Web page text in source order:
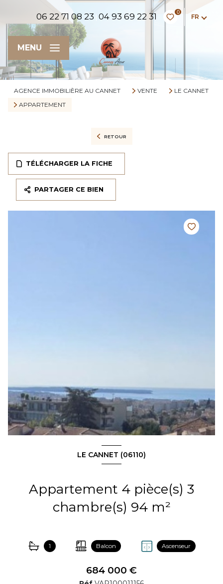
06 22 71 08 23 |04 93 69 22 31 0
FR
MENU
AGENCE IMMOBILIÈRE AU CANNET VENTE
LE CANNET
APPARTEMENT
RETOUR
TÉLÉCHARGER LA FICHE
PARTAGER CE BIEN
LE CANNET (06110)
Appartement 4 pièce(s) 3
chambre(s) 94 m²
1 Balcon Ascenseur
684 000 €